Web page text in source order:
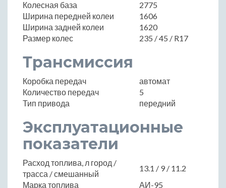
Колесная база
2775
Ширина передней колеи
1606
Ширина задней колеи
1620
Размер колес
235 / 45 / R17
Трансмиссия
Коробка передач
автомат
Количество передач
5
Тип привода
передний
Эксплуатационные
показатели
Расход топлива, л город /
трасса / смешанный
13.1 / 9 / 11.2
Марка топлива
АИ-95